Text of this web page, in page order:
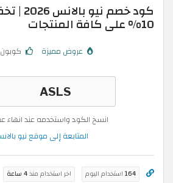
كود خصم
10% على كافة المنتجات
عروض مميزة
انسخ الكود واستخدمه عند انهاء
المتابعة إلى موقع نيو
164 استخدام اليوم اخر استخدام منذ4 ساعة